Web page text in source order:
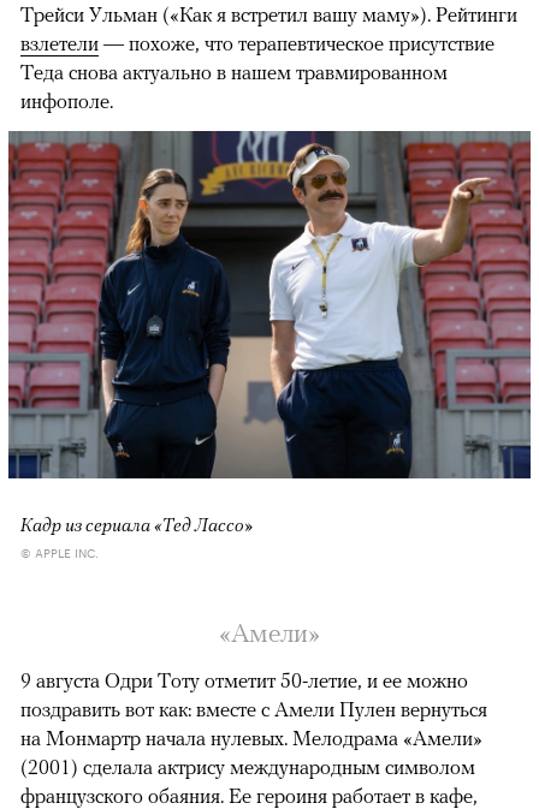
Трейси Ульман («Как я встретил вашу маму»). Рейтинги
взлетели — похоже, что терапевтическое присутствие
Теда снова актуально в нашем травмированном
инфополе.
Кадр из сериала «Тед Лассо»
© APPLE INC.
«Амели»
9 августа Одри Тоту отметит 50-летие, и ее можно
поздравить вот как: вместе с Амели Пулен вернуться
на Монмартр начала нулевых. Мелодрама «Амели»
(2001) сделала актрису международным символом
французского обаяния. Ее героиня работает в кафе,